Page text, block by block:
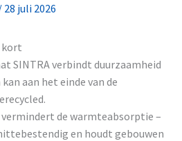
28 juli 2026
kort
SINTRA verbindt duurzaamheid
aan het einde van de
de warmteabsorptie –
en houdt gebouwen